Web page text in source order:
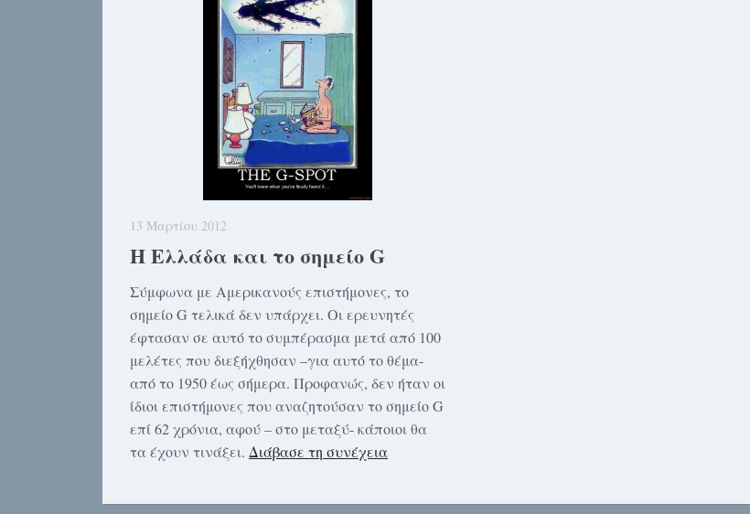
13 Μαρτίου 2012
Η Ελλάδα και το σημείο G
Σύμφωνα με Αμερικανούς επιστήμονες, το
σημείο G τελικά δεν υπάρχει. Οι ερευνητές
έφτασαν σε αυτό το συμπέρασμα μετά από 100
μελέτες που διεξήχθησαν –για αυτό το θέμα-
από το 1950 έως σήμερα. Προφανώς, δεν ήταν οι
ίδιοι επιστήμονες που αναζητούσαν το σημείο G
επί 62 χρόνια, αφού – στο μεταξύ- κάποιοι θα
τα έχουν τινάξει. Διάβασε τη συνέχεια